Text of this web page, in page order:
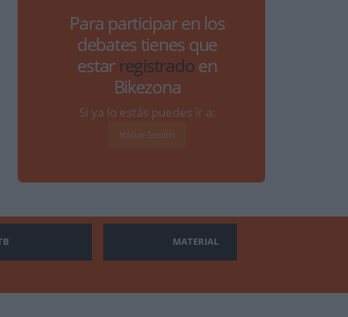
Para participar en los
debates tienes que
estar registradoen
Bikezona
Si ya lo estás puedes ir a:
Iniciar Sesión
MATERIAL